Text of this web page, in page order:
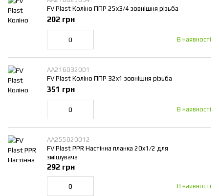
FV Plast Коліно ППР 25x3/4 зовнішня різьба
В наявності
202 грн
AA216032001
FV Plast Коліно ППР 32x1 зовнішня різьба
В наявності
351 грн
AA255020012
FV Plast PPR Настінна планка 20x1/2 для
змішувача
В наявності
292 грн